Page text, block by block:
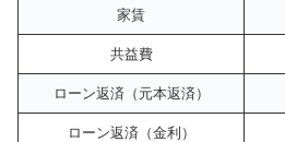
家賃
共益費
ローン返済（元本返済）
ローン返済（金利）